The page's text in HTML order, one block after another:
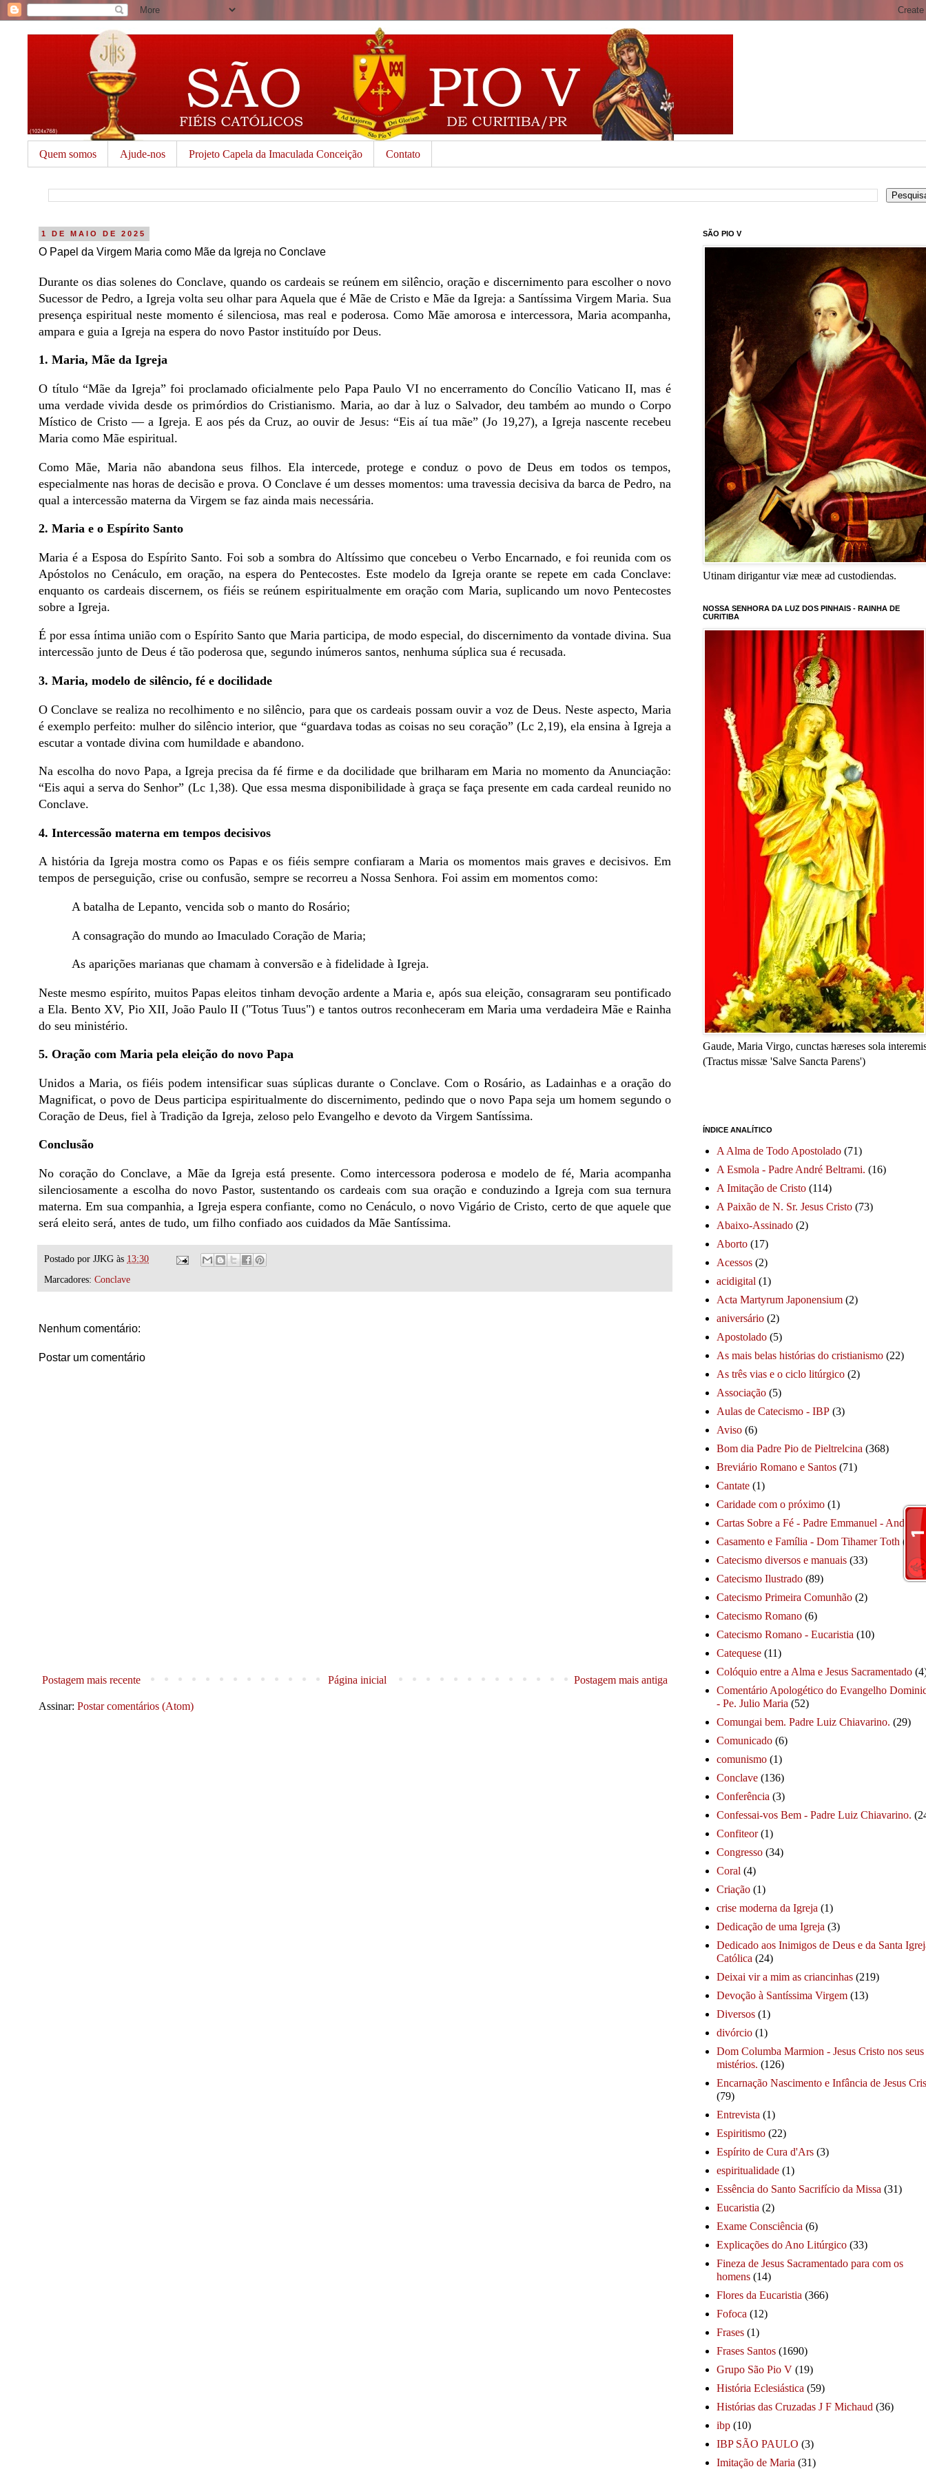
Quem somos Ajude-nos Projeto Capela da Imaculada Conceição Contato
1 DE MAIO DE 2025
O Papel da Virgem Maria como Mãe da Igreja no Conclave
Durante os dias solenes do Conclave, quando os cardeais se reúnem em silêncio, oração e discernimento para escolher o novo
Sucessor de Pedro, a Igreja volta seu olhar para Aquela que é Mãe de Cristo e Mãe da Igreja: a Santíssima Virgem Maria. Sua
presença espiritual neste momento é silenciosa, mas real e poderosa. Como Mãe amorosa e intercessora, Maria acompanha,
ampara e guia a Igreja na espera do novo Pastor instituído por Deus.
1. Maria, Mãe da Igreja
O título “Mãe da Igreja” foi proclamado oficialmente pelo Papa Paulo VI no encerramento do Concílio Vaticano II, mas é
uma verdade vivida desde os primórdios do Cristianismo. Maria, ao dar à luz o Salvador, deu também ao mundo o Corpo
Místico de Cristo — a Igreja. E aos pés da Cruz, ao ouvir de Jesus: “Eis aí tua mãe” (Jo 19,27), a Igreja nascente recebeu
Maria como Mãe espiritual.
Como Mãe, Maria não abandona seus filhos. Ela intercede, protege e conduz o povo de Deus em todos os tempos,
especialmente nas horas de decisão e prova. O Conclave é um desses momentos: uma travessia decisiva da barca de Pedro, na
qual a intercessão materna da Virgem se faz ainda mais necessária.
2. Maria e o Espírito Santo
Maria é a Esposa do Espírito Santo. Foi sob a sombra do Altíssimo que concebeu o Verbo Encarnado, e foi reunida com os
Apóstolos no Cenáculo, em oração, na espera do Pentecostes. Este modelo da Igreja orante se repete em cada Conclave:
enquanto os cardeais discernem, os fiéis se reúnem espiritualmente em oração com Maria, suplicando um novo Pentecostes
sobre a Igreja.
É por essa íntima união com o Espírito Santo que Maria participa, de modo especial, do discernimento da vontade divina. Sua
intercessão junto de Deus é tão poderosa que, segundo inúmeros santos, nenhuma súplica sua é recusada.
3. Maria, modelo de silêncio, fé e docilidade
O Conclave se realiza no recolhimento e no silêncio, para que os cardeais possam ouvir a voz de Deus. Neste aspecto, Maria
é exemplo perfeito: mulher do silêncio interior, que “guardava todas as coisas no seu coração” (Lc 2,19), ela ensina à Igreja a
escutar a vontade divina com humildade e abandono.
Na escolha do novo Papa, a Igreja precisa da fé firme e da docilidade que brilharam em Maria no momento da Anunciação:
“Eis aqui a serva do Senhor” (Lc 1,38). Que essa mesma disponibilidade à graça se faça presente em cada cardeal reunido no
Conclave.
4. Intercessão materna em tempos decisivos
A história da Igreja mostra como os Papas e os fiéis sempre confiaram a Maria os momentos mais graves e decisivos. Em
tempos de perseguição, crise ou confusão, sempre se recorreu a Nossa Senhora. Foi assim em momentos como:
A batalha de Lepanto, vencida sob o manto do Rosário;
A consagração do mundo ao Imaculado Coração de Maria;
As aparições marianas que chamam à conversão e à fidelidade à Igreja.
Neste mesmo espírito, muitos Papas eleitos tinham devoção ardente a Maria e, após sua eleição, consagraram seu pontificado
a Ela. Bento XV, Pio XII, João Paulo II ("Totus Tuus") e tantos outros reconheceram em Maria uma verdadeira Mãe e Rainha
do seu ministério.
5. Oração com Maria pela eleição do novo Papa
Unidos a Maria, os fiéis podem intensificar suas súplicas durante o Conclave. Com o Rosário, as Ladainhas e a oração do
Magnificat, o povo de Deus participa espiritualmente do discernimento, pedindo que o novo Papa seja um homem segundo o
Coração de Deus, fiel à Tradição da Igreja, zeloso pelo Evangelho e devoto da Virgem Santíssima.
Conclusão
No coração do Conclave, a Mãe da Igreja está presente. Como intercessora poderosa e modelo de fé, Maria acompanha
silenciosamente a escolha do novo Pastor, sustentando os cardeais com sua oração e conduzindo a Igreja com sua ternura
materna. Em sua companhia, a Igreja espera confiante, como no Cenáculo, o novo Vigário de Cristo, certo de que aquele que
será eleito será, antes de tudo, um filho confiado aos cuidados da Mãe Santíssima.
Postado por JJKG às 13:30
Marcadores: Conclave
Nenhum comentário:
Postar um comentário
Postagem mais recente Postagem mais antiga
Página inicial
Assinar: Postar comentários (Atom)
SÃO PIO V
Utinam dirigantur viæ meæ ad custodiendas.
NOSSA SENHORA DA LUZ DOS PINHAIS - RAINHA DE
CURITIBA
Gaude, Maria Virgo, cunctas hæreses sola
(Tractus missæ 'Salve Sancta Parens')
ÍNDICE ANALÍTICO
A Alma de Todo Apostolado (71)
A Esmola - Padre André Beltrami. (16)
A Imitação de Cristo (114)
A Paixão de N. Sr. Jesus Cristo (73)
Abaixo-Assinado (2)
Aborto (17)
Acessos (2)
acidigital (1)
Acta Martyrum Japonensium (2)
aniversário (2)
Apostolado (5)
As mais belas histórias do cristianismo (22)
As três vias e o ciclo litúrgico (2)
Associação (5)
Aulas de Catecismo - IBP (3)
Aviso (6)
Bom dia Padre Pio de Pieltrelcina (368)
Breviário Romano e Santos (71)
Cantate (1)
Caridade com o próximo (1)
Cartas Sobre a Fé - Padre Emmanuel - André
Casamento e Família - Dom Tihamer Toth (115)
Catecismo diversos e manuais (33)
Catecismo Ilustrado (89)
Catecismo Primeira Comunhão (2)
Catecismo Romano (6)
Catecismo Romano - Eucaristia (10)
Catequese (11)
Colóquio entre a Alma e Jesus Sacramentado
Comentário Apologético do Evangelho
- Pe. Julio Maria (52)
Comungai bem. Padre Luiz Chiavarino. (29)
Comunicado (6)
comunismo (1)
Conclave (136)
Conferência (3)
Confessai-vos Bem - Padre Luiz Chiavarino.
Confiteor (1)
Congresso (34)
Coral (4)
Criação (1)
crise moderna da Igreja (1)
Dedicação de uma Igreja (3)
Dedicado aos Inimigos de Deus e da Santa
Católica (24)
Deixai vir a mim as criancinhas (219)
Devoção à Santíssima Virgem (13)
Diversos (1)
divórcio (1)
Dom Columba Marmion - Jesus Cristo nos seus
mistérios. (126)
Encarnação Nascimento e Infância de Jesus
(79)
Entrevista (1)
Espiritismo (22)
Espírito de Cura d'Ars (3)
espiritualidade (1)
Essência do Santo Sacrifício da Missa (31)
Eucaristia (2)
Exame Consciência (6)
Explicações do Ano Litúrgico (33)
Fineza de Jesus Sacramentado para com os
homens (14)
Flores da Eucaristia (366)
Fofoca (12)
Frases (1)
Frases Santos (1690)
Grupo São Pio V (19)
História Eclesiástica (59)
Histórias das Cruzadas J F Michaud (36)
ibp (10)
IBP SÃO PAULO (3)
Imitação de Maria (31)